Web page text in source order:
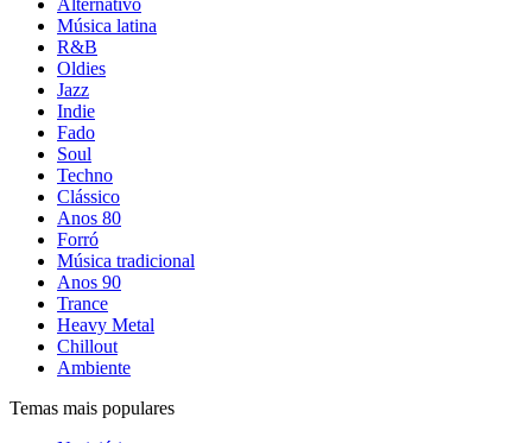
Alternativo
Música latina
R&B
Oldies
Jazz
Indie
Fado
Soul
Techno
Clássico
Anos 80
Forró
Música tradicional
Anos 90
Trance
Heavy Metal
Chillout
Ambiente
Temas mais populares